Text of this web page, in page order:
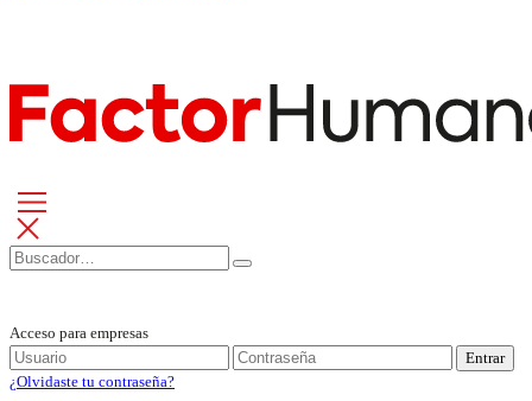
Acceso para empresas
Entrar
¿Olvidaste tu contraseña?